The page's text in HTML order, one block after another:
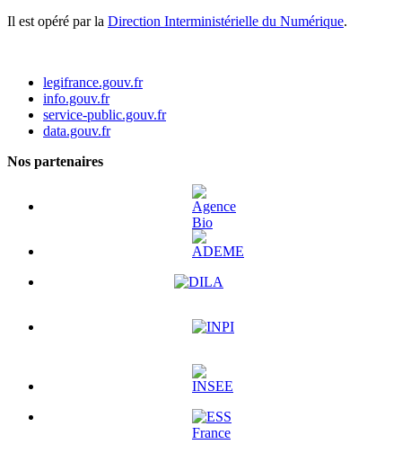
Il est opéré par la Direction Interministérielle du Numérique.
legifrance.gouv.fr
info.gouv.fr
service-public.gouv.fr
data.gouv.fr
Nos partenaires